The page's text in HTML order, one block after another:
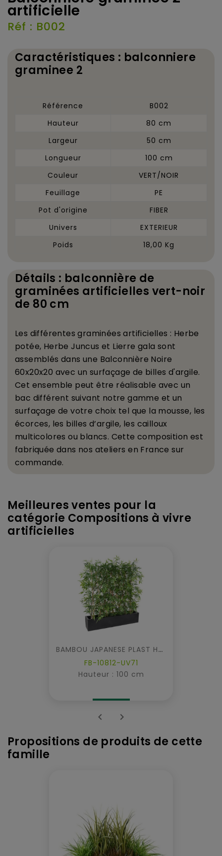
artificielle
Réf : B002
Caractéristiques : balconniere
graminee 2
Référence
B002
Hauteur
80 cm
Largeur
50 cm
Longueur
100 cm
Couleur
VERT/NOIR
Feuillage
PE
Pot d'origine
FIBER
Univers
EXTERIEUR
Poids
18,00 Kg
Détails : balconnière de
graminées artificielles vert-noir
de 80 cm
Les différentes graminées artificielles : Herbe
potée, Herbe Juncus et Lierre gala sont
assemblés dans une Balconnière Noire
60x20x20 avec un surfaçage de billes d'argile.
Cet ensemble peutêtre réalisable avec un
bac différent suivant notre gamme et un
surfaçage de votre choix tel que la mousse, les
écorces, les billes d’argile, les cailloux
multicolores ou blancs. Cette composition est
fabriquée dans nos ateliers en France sur
commande.
Meilleures ventes pour la
catégorie Compositions à vivre
artificielles
BAMBOU JAPANESE PLAST HAIE DENSE UV EN JARDINIERE
FB-10812-UV71
Hauteur : 100 cm
 
Propositions de produits de cette
famille